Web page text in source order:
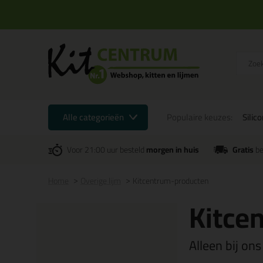
Alle categorieën
Voor 21:00 uur besteldmorgen in huis Gratis
Kitcentrum-producten
Alleen bij